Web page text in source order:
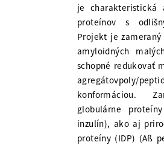
je charakteristická
proteínov s
Projekt je
amyloidných
schopné redukovať
agregátovpoly/
konformáciou.
globulárne
inzulín), ako aj
proteíny (IDP) (Aß